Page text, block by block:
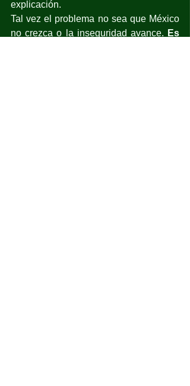
explicación.
Tal vez el problema no sea que México
no crezca o la inseguridad avance. Es